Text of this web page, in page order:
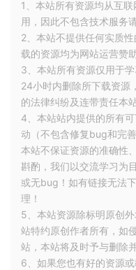
# debugging stack
-keepattributes
这个要是没加上
就算通过mapping
1、本站所有资源均从互
用，因此不包含技术服务
2、本站不提供任何实质
载的资源均为网站运营赞
3、本站所有资源仅用于
24小时内删除所下载资源
的法律纠纷及连带责任本
4、本站站内提供的所有
动（不包含修复bug和完
本站不保证资源的准确性
斟酌，我们以交流学习为
或无bug！如有链接无法
理！
5、本站资源除标明原创
站特约原创作者所有，如
站，本站将及时予与删除
6、如果您也有好的资源